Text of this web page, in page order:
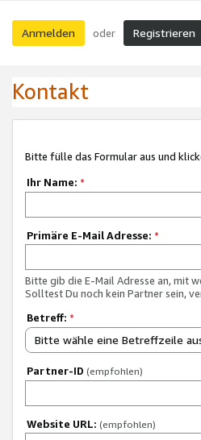
Anmelden oder Registrieren
Kontakt
Bitte fülle das Formular aus und
Ihr Name: *
Primäre E-Mail Adresse: *
Bitte gib die E-Mail Adresse an, mit
Solltest Du noch kein Partner sein,
Betreff: *
Bitte wähle eine Betreffzeile
Partner-ID (empfohlen)
Website URL: (empfohlen)